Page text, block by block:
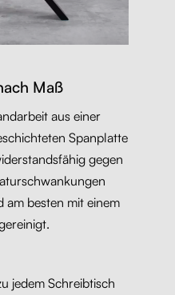
Maß
aus einer
Spanplatte
gegen
am besten mit einem
jedem Schreibtisch